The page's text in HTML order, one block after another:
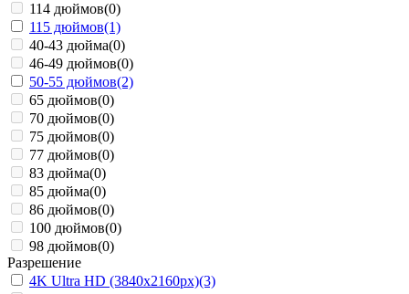
114 дюймов(0)
115 дюймов(1)
40-43 дюйма(0)
46-49 дюймов(0)
50-55 дюймов(2)
65 дюймов(0)
70 дюймов(0)
75 дюймов(0)
77 дюймов(0)
83 дюйма(0)
85 дюйма(0)
86 дюймов(0)
100 дюймов(0)
98 дюймов(0)
Разрешение
4K Ultra HD (3840x2160px)(3)